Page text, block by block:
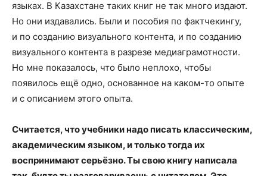
языках. В Казахстане таких книг не так много издают.
Но они издавались. Были и пособия по фактчекингу,
и по созданию визуального контента, и по созданию
визуального контента в разрезе медиаграмотности.
Но мне показалось, что было неплохо, чтобы
появилось ещё одно, основанное на каком-то опыте
и с описанием этого опыта.
Считается, что учебники надо писать классическим,
академическим языком, и только тогда их
воспринимают серьёзно. Ты свою книгу написала